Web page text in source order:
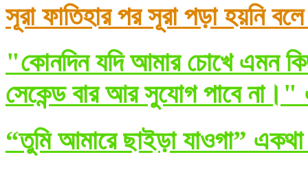
সূরা ফাতিহার পর সূরা পড়া হয়নি
"কোনদিন যদি আমার চোখে এমন
সেকেন্ড বার আর সুযোগ পাবে না।"
“তুমি আমারে ছাইড়া যাওগা” একথা